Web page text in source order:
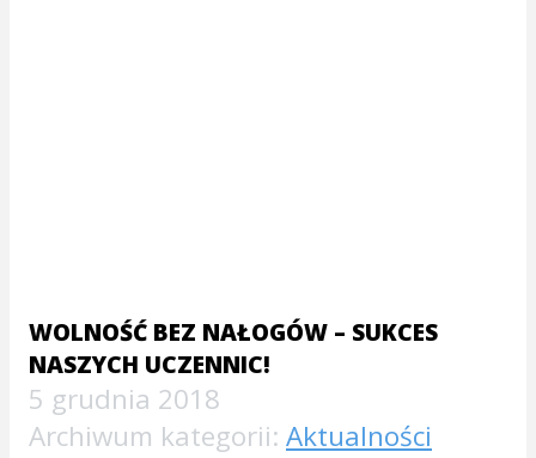
WOLNOŚĆ BEZ NAŁOGÓW – SUKCES
NASZYCH UCZENNIC!
5 grudnia 2018
Archiwum kategorii: Aktualności